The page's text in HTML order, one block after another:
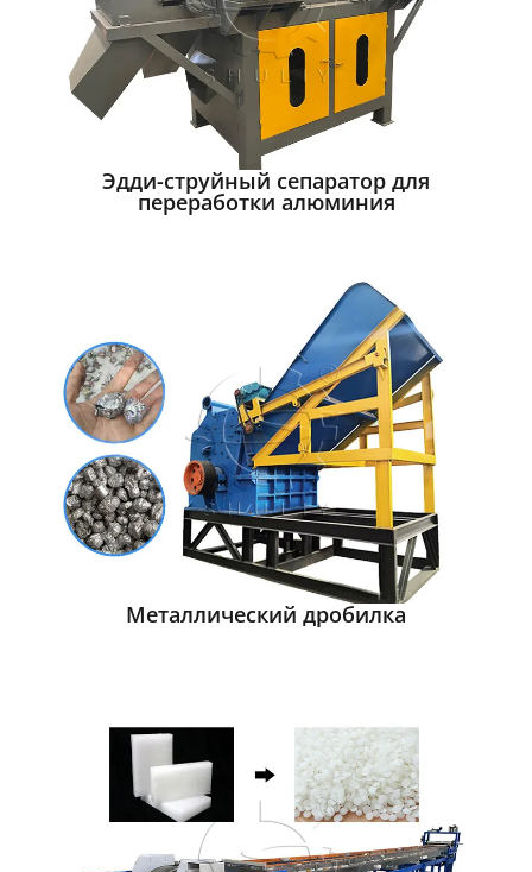
Эдди-струйный сепаратор для
переработки алюминия
Металлический дробилка